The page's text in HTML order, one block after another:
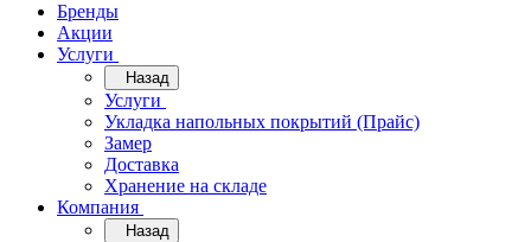
Бренды
Акции
Услуги
Назад
Услуги
Укладка напольных покрытий (Прайс)
Замер
Доставка
Хранение на складе
Компания
Назад